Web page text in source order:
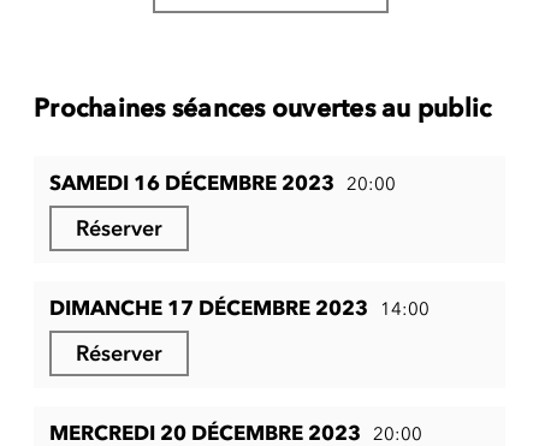
Prochaines séances ouvertes au public
SAMEDI 16 DÉCEMBRE 2023 20:00
Réserver
DIMANCHE 17 DÉCEMBRE 2023 14:00
Réserver
MERCREDI 20 DÉCEMBRE 2023 20:00